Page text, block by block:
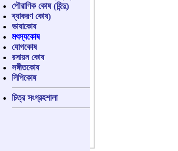
পৌরাণিক কোষ (হিন্দু)
ব্যাকরণ কোষ)
ভাষাকোষ
মৎস্যকোষ
যোগকোষ
রসায়ন কোষ
সঙ্গীতকোষ
লিপিকোষ
চিত্র সংগ্রহশালা